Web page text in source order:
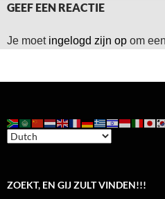
GEEF EEN REACTIE
Je moet ingelogd zijn op om
ZOEKT, EN GIJ ZULT VINDEN!!!